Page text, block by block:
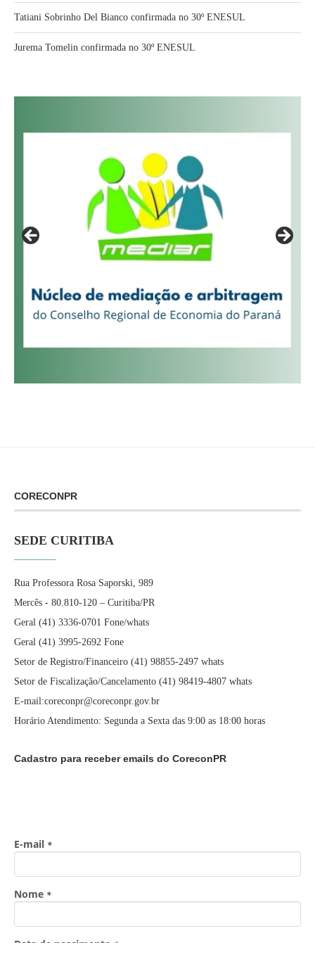
Tatiani Sobrinho Del Bianco confirmada no 30º ENESUL
Jurema Tomelin confirmada no 30º ENESUL
CORECONPR
SEDE CURITIBA
Rua Professora Rosa Saporski, 989
Mercês - 80.810-120 – Curitiba/PR
Geral (41) 3336-0701 Fone/whats
Geral (41) 3995-2692 Fone
Setor de Registro/Financeiro (41) 98855-2497 whats
Setor de Fiscalização/Cancelamento (41) 98419-4807 whats
E-mail:coreconpr@coreconpr.gov.br
Horário Atendimento: Segunda a Sexta das 9:00 as 18:00 horas
Cadastro para receber emails do CoreconPR